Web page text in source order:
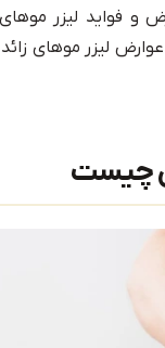
و فواید لیزر
لیزر موهای
چیست